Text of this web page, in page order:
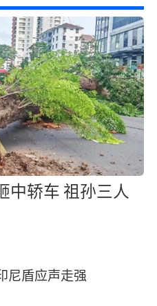
中轿车 祖孙三人
尼盾应声走强